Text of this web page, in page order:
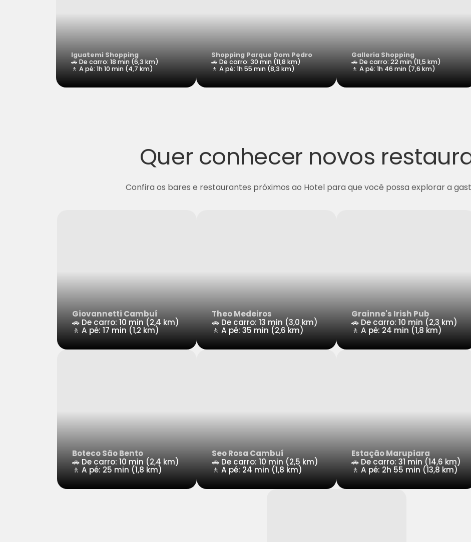
Iguatemi Shopping
🚗 De carro: 18 min (6,3 km)
🚶 A pé: 1h 10 min (4,7 km)
Shopping Parque Dom Pedro
🚗 De carro: 30 min (11,8 km)
🚶 A pé: 1h 55 min (8,3 km)
Galleria Shopping
🚗 De carro: 22 min (11,5 km)
🚶 A pé: 1h 46 min (7,6 km)
Quer conhecer novos
Confira os bares e restaurantes próximos ao Hotel para que você possa explorar a
Giovannetti Cambuí
🚗 De carro: 10 min (2,4 km)
🚶 A pé: 17 min (1,2 km)
Theo Medeiros
🚗 De carro: 13 min (3,0 km)
🚶 A pé: 35 min (2,6 km)
Grainne's Irish Pub
🚗 De carro: 10 min (2,3 km)
🚶 A pé: 24 min (1,8 km)
Boteco São Bento
🚗 De carro: 10 min (2,4 km)
🚶 A pé: 25 min (1,8 km)
Seo Rosa Cambuí
🚗 De carro: 10 min (2,5 km)
🚶 A pé: 24 min (1,8 km)
Estação Marupiara
🚗 De carro: 31 min (14,6 km)
🚶 A pé: 2h 55 min (13,8 km)